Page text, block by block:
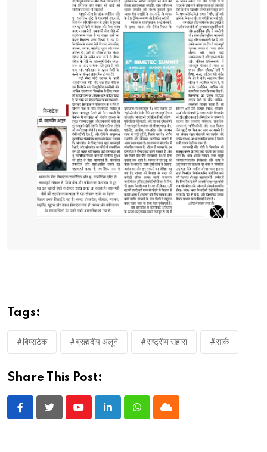
Tags:
#बिम्सटेक #ब्रह्मदीप अलूने #राष्ट्रीय सहारा #सार्क
Share This Post:
YoutubeLinkedInWhatsappCloud